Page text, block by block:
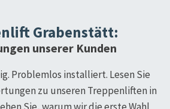
Grabenstätt:
unserer Kunden
Problemlos installiert. Lesen Sie
zu unseren Treppenliften in
Sie, warum wir die erste Wahl